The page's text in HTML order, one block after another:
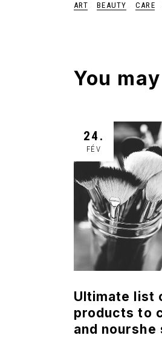
ART BEAUTY CARE
You
24.
FÉV
Ultimate list
products to
and nourshe